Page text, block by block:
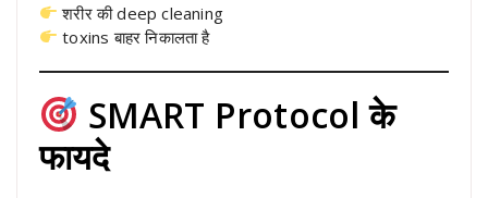
शरीर की deep cleaning
toxins बाहर निकालता है
SMART Protocol के
फायदे